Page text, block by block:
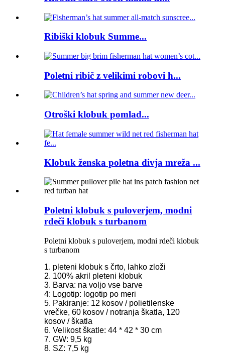
Ribiški klobuk Summe...
Poletni ribič z velikimi robovi h...
Otroški klobuk pomlad...
Klobuk ženska poletna divja mreža ...
Poletni klobuk s puloverjem, modni
rdeči klobuk s turbanom
Poletni klobuk s puloverjem, modni rdeči klobuk
s turbanom
1. pleteni klobuk s črto, lahko zloži
2. 100% akril pleteni klobuk
3. Barva: na voljo vse barve
4: Logotip: logotip po meri
5. Pakiranje: 12 kosov / polietilenske
vrečke, 60 kosov / notranja škatla, 120
kosov / škatla
6. Velikost škatle: 44 * 42 * 30 cm
7. GW: 9,5 kg
8. SZ: 7,5 kg